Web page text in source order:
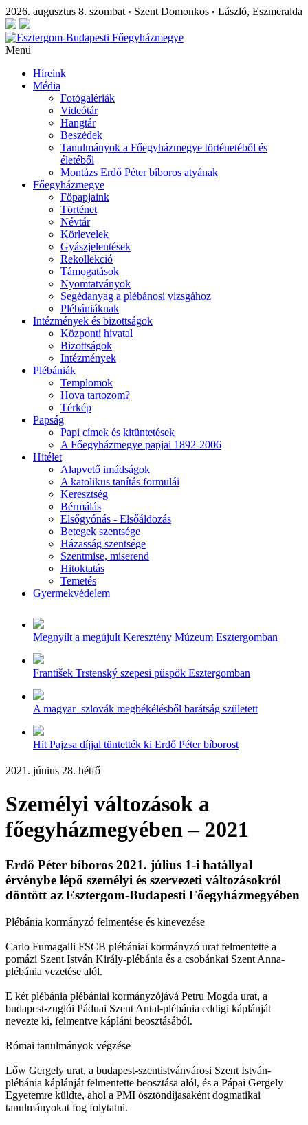
2026. augusztus 8. szombat • Szent Domonkos • László, Eszmeralda
Menü
Híreink
Média
Fotógalériák
Videótár
Hangtár
Beszédek
Tanulmányok a Főegyházmegye történetéből és
életéből
Montázs Erdő Péter bíboros atyának
Főegyházmegye
Főpapjaink
Történet
Névtár
Körlevelek
Gyászjelentések
Rekollekció
Támogatások
Nyomtatványok
Segédanyag a plébánosi vizsgához
Plébániáknak
Intézmények és bizottságok
Központi hivatal
Bizottságok
Intézmények
Plébániák
Templomok
Hova tartozom?
Térkép
Papság
Papi címek és kitüntetések
A Főegyházmegye papjai 1892-2006
Hitélet
Alapvető imádságok
A katolikus tanítás formulái
Keresztség
Bérmálás
Elsőgyónás - Elsőáldozás
Betegek szentsége
Házasság szentsége
Szentmise, miserend
Hitoktatás
Temetés
Gyermekvédelem
Megnyílt a megújult Keresztény Múzeum Esztergomban
František Trstenský szepesi püspök Esztergomban
A magyar–szlovák megbékélésből barátság született
Hit Pajzsa díjjal tüntették ki Erdő Péter bíborost
2021. június 28. hétfő
Személyi változások a
főegyházmegyében – 2021
Erdő Péter bíboros 2021. július 1-i hatállyal
érvénybe lépő személyi és szervezeti változásokról
döntött az Esztergom-Budapesti Főegyházmegyében
Plébánia kormányzó felmentése és kinevezése
Carlo Fumagalli FSCB plébániai kormányzó urat felmentette a
pomázi Szent István Király-plébánia és a csobánkai Szent Anna-
plébánia vezetése alól.
E két plébánia plébániai kormányzójává Petru Mogda urat, a
budapest-zuglói Páduai Szent Antal-plébánia eddigi káplánját
nevezte ki, felmentve kápláni beosztásából.
Római tanulmányok végzése
Lőw Gergely urat, a budapest-szentistvánvárosi Szent István-
plébánia káplánját felmentette beosztása alól, és a Pápai Gergely
Egyetemre küldte, ahol a PMI ösztöndíjasaként dogmatikai
tanulmányokat fog folytatni.